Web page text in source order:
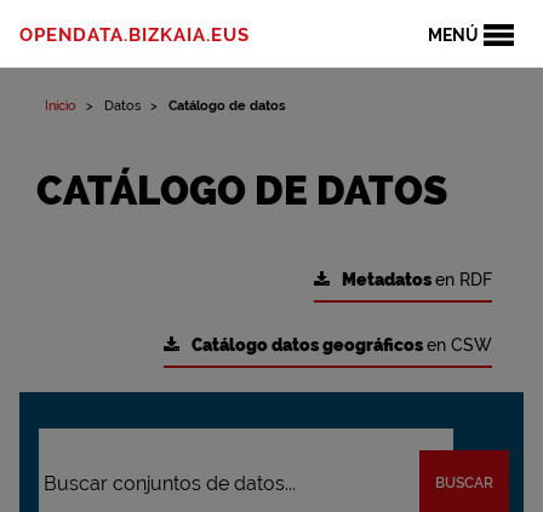
MENÚ
OPENDATA.BIZKAIA.EUS
Inicio Datos Catálogo de datos
CATÁLOGO DE DATOS
Metadatosen RDF
Catálogo datos geográficosen CSW
BUSCAR